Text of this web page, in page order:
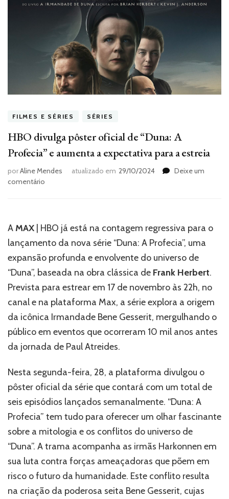
FILMES E SÉRIES SÉRIES
HBO divulga pôster oficial de “Duna: A
Profecia” e aumenta a expectativa para a estreia
porAline Mendes atualizado em 29/10/2024
Deixe um
comentário
oficial
“Duna:
A
Profecia”
e
aumenta
a
expectativa
para
a
estreia
AMAX | HBO já está na contagem regressiva para o
lançamento da nova série “Duna: A Profecia”, uma
expansão profunda e envolvente do universo de
“Duna”, baseada na obra clássica de Frank Herbert.
Prevista para estrear em 17 de novembro às 22h, no
canal e na plataforma Max, a série explora a origem
da icônica Irmandade Bene Gesserit, mergulhando o
público em eventos que ocorreram 10 mil anos antes
da jornada de Paul Atreides.
Nesta segunda-feira, 28, a plataforma divulgou o
pôster oficial da série que contará com um total de
seis episódios lançados semanalmente. “Duna: A
Profecia” tem tudo para oferecer um olhar fascinante
sobre a mitologia e os conflitos do universo de
“Duna”. A trama acompanha as irmãs Harkonnen em
sua luta contra forças ameaçadoras que põem em
risco o futuro da humanidade. Este conflito resulta
na criação da poderosa seita Bene Gesserit, cujas